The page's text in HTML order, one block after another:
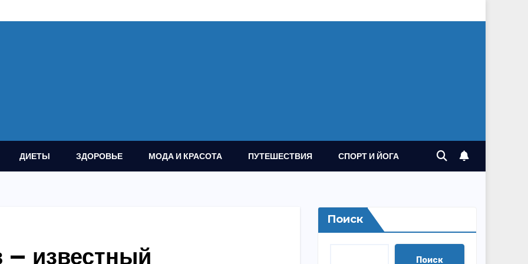
ДИЕТЫ ЗДОРОВЬЕ МОДА И КРАСОТА ПУТЕШЕСТВИЯ СПОРТ И ЙОГА
известный
Поиск
Поиск